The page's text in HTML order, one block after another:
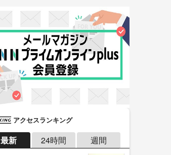
アクセスランキング
最新 24時間 週間